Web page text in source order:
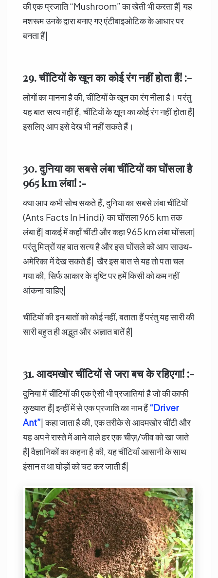
की एक प्रजाति “Mushroom” का खेती भी करता हैं| यह
मशरूम उनके द्वारा बनाए गए एंटीबाइओटिक के आधार पर
बनता हैं|
29. चींटियोंके खून का कोई रंग नहीं होता हैं! :-
लोगों का मानना है की, चींटियों के खून का रंग नीला है। परंतु
यह बात सत्य नहीं हैं, चींटियों के खून का कोई रंग नहीं होता हैं|
इसलिए आप इसे देख भी नहीं सकते हैं।
30. दुनिया का सबसे लंबाचींटियोंका घोंसला है
965 kmलंबा! :-
क्या आप कभी सोच सकते हैं, दुनिया का सबसे लंबा चींटियों
(Ants Facts In Hindi) का घोंसला 965 km तक
लंबा हैं| वाकई में कहाँ चींटी और कहा 965 km लंबा घोंसला|
परंतु मित्रों यह बात सत्य है और इस घोंसले को आप साउथ-
अमेरिका में देख सकते हैं| खैर इस बात से यह तो पता चल
गया की, सिर्फ आकार के दृष्टि पर हमें किसी को कम नहीं
आंकना चाहिए|
चींटियों की इन बातों को कोई नहीं, बताता हैं परंतु यह सारी की
सारी बहुत ही अद्भुत और अज्ञात बातें हैं|
31. आदमखोरचींटियोंसे जरा बच के रहिएगा! :-
दुनिया में चींटियों की एक ऐसी भी प्रजातियां है जो की काफी
कुख्यात हैं| इन्हीं में से एक प्रजाति का नाम हैं“Driver
Ant”| कहा जाता है की, एक तरीके से आदमखोर चींटी और
यह अपने रास्ते में आने वाले हर एक चीज़/जीव को खा जाते
हैं| वैज्ञानिकों का कहना है की, यह चींटियाँ आसानी के साथ
इंसान तथा घोड़ों को चट कर जाती हैं|